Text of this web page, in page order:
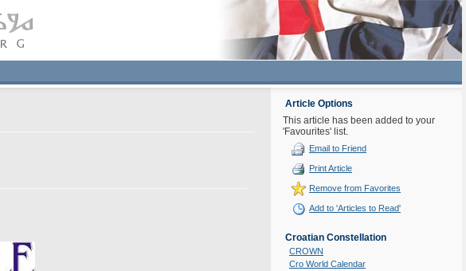
Article Options
This article has been added to your
'Favourites' list.
Email to Friend
Print Article
Remove from Favorites
Add to 'Articles to Read'
Croatian Constellation
CROWN
Cro World Calendar